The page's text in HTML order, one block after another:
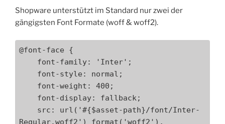
Shopware unterstützt im Standard nur zwei der
gängigsten Font Formate (woff & woff2).
@font-face {
Regular.woff2') format('woff2'),